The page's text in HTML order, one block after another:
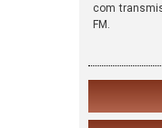
com
FM.